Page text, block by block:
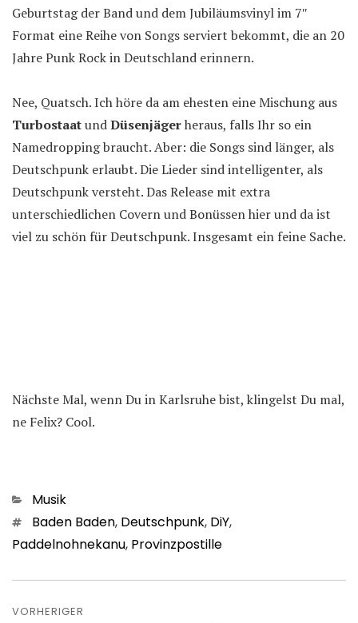
Geburtstag der Band und dem Jubiläumsvinyl im 7″
Format eine Reihe von Songs serviert bekommt, die an 20
Jahre Punk Rock in Deutschland erinnern.
Nee, Quatsch. Ich höre da am ehesten eine Mischung aus
TurbostaatundDüsenjägerheraus, falls Ihr so ein
Namedropping braucht. Aber: die Songs sind länger, als
Deutschpunk erlaubt. Die Lieder sind intelligenter, als
Deutschpunk versteht. Das Release mit extra
unterschiedlichen Covern und Bonüssen hier und da ist
viel zu schön für Deutschpunk. Insgesamt ein feine Sache.
Nächste Mal, wenn Du in Karlsruhe bist, klingelst Du mal,
ne Felix? Cool.
Kategorien
Musik
Schlagwörter
Baden Baden, Deutschpunk, DiY,
Paddelnohnekanu, Provinzpostille
VORHERIGER